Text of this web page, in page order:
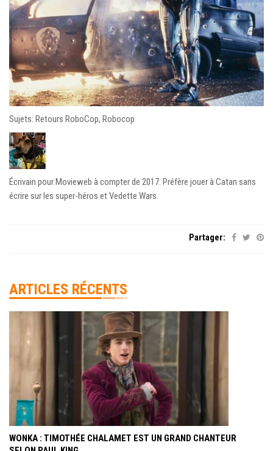
Sujets: Retours RoboCop, Robocop
Écrivain pour Movieweb à compter de 2017. Préfère jouer à Catan sans
écrire sur les super-héros et Vedette Wars.
Partager:
ARTICLES RÉCENTS
WONKA : TIMOTHÉE CHALAMET EST UN GRAND CHANTEUR